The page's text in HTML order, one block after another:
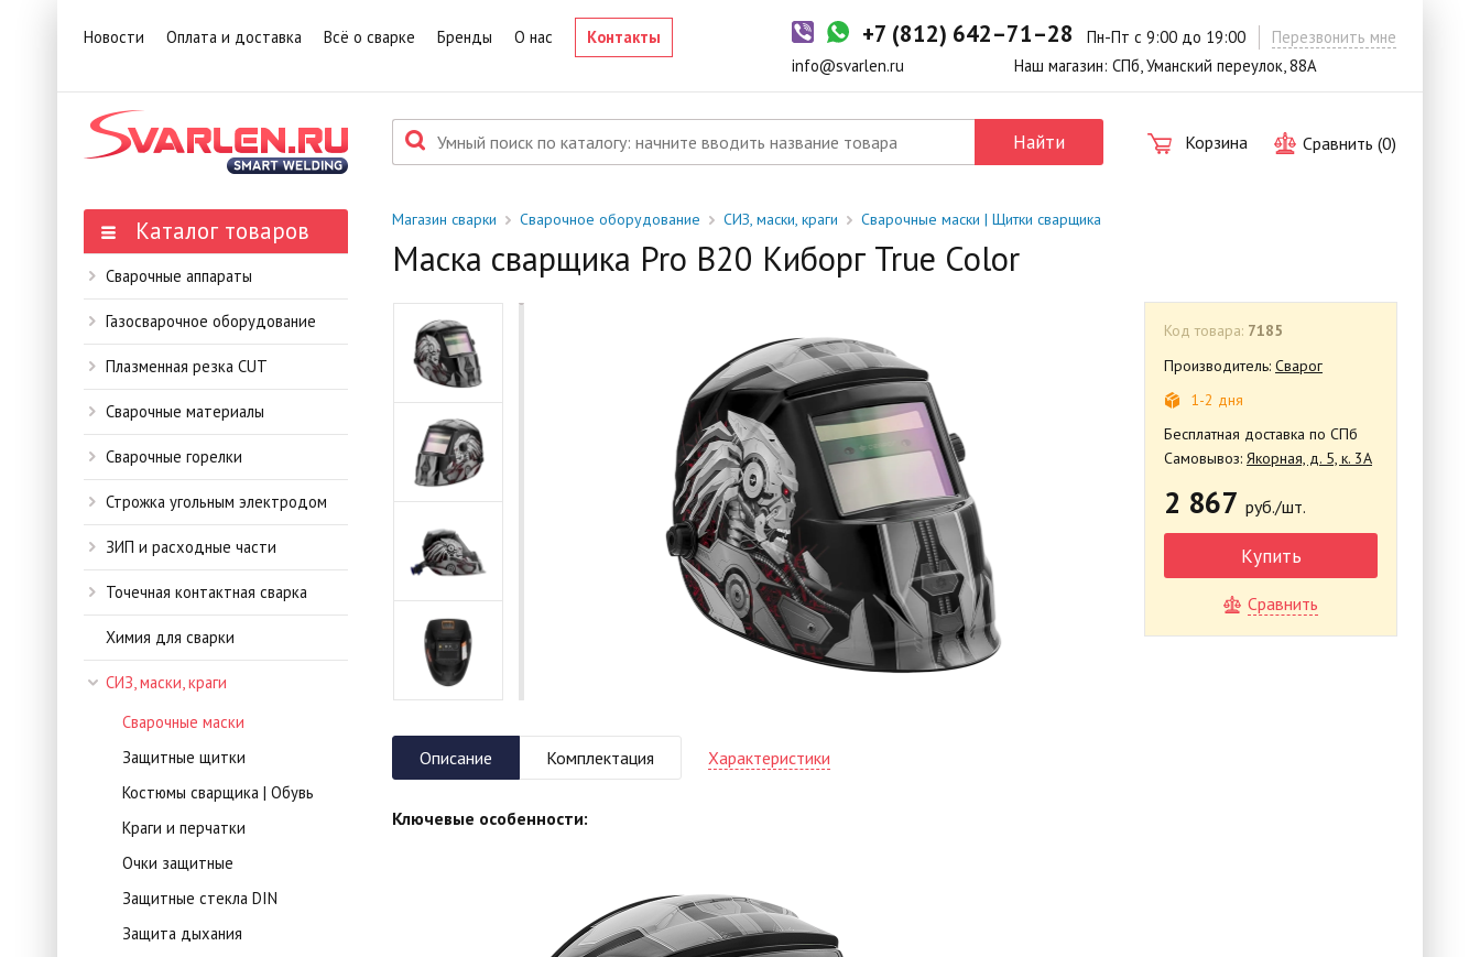
Товар в наличии на складе. Срок поставки в магазин: 1-2 рабочих дня.
Новости Оплата и доставка Всё о сварке Бренды О нас Контакты +7 (812) 642–71–28 Пн-Пт с 9:00 до 19:00
Перезвонить мне
info@svarlen.ru
Наш магазин: СПб, Уманский переулок, 88А
Найти Корзина Сравнить (0)
Каталог товаров
Сварочные аппараты
Газосварочное оборудование
Плазменная резка CUT
Сварочные материалы
Сварочные горелки
Строжка угольным электродом
ЗИП и расходные части
Точечная контактная сварка
Химия для сварки
СИЗ, маски, краги
Сварочные маски
Защитные щитки
Костюмы сварщика | Обувь
Краги и перчатки
Очки защитные
Защитные стекла DIN
Защита дыхания
Магазин сварки Сварочное оборудование СИЗ, маски, краги Сварочные маски | Щитки сварщика
Маска сварщика Pro B20 Киборг True Color
Описание Комплектация Характеристики
Ключевые особенности:
Код товара: 7185
Производитель: Сварог
1-2 дня
Бесплатная доставка по СПб
Самовывоз: Якорная, д. 5, к. 3А
2 867 руб./шт.
Купить
Сравнить